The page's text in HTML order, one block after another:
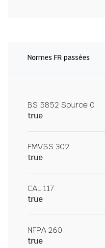
Normes FR passées
BS 5852 Source 0
true
FMVSS 302
true
CAL 117
true
NFPA 260
true